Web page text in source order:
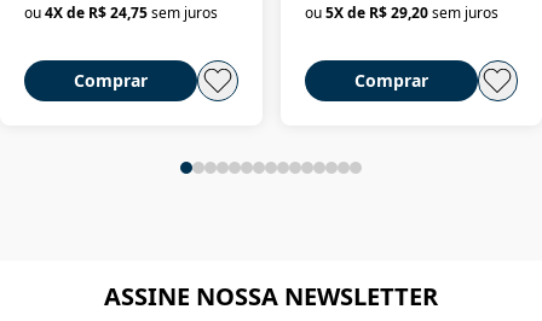
ou4X de R$ 24,75sem juros
Comprar
ou 5X de R$ 29,20 sem juros
Comprar
ASSINE NOSSA NEWSLETTER